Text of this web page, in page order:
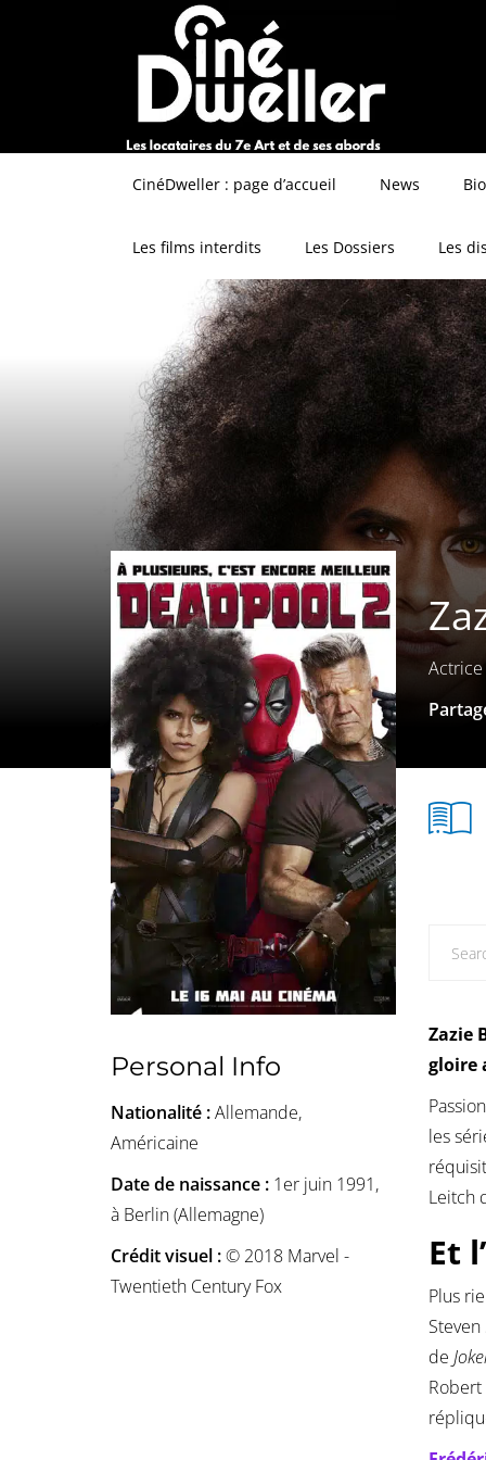
CinéDweller : page d’accueil News
Les films interdits Les Dossiers Les
Actrice
Personal Info
Nationalité :Allemande,
Américaine
Date de naissance : 1er juin 1991,
à Berlin (Allemagne)
Crédit visuel :© 2018 Marvel -
Twentieth Century Fox
Zazie
gloire
les
Leitch
Et
Plus
de
Robert